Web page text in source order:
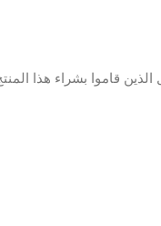
قاموا بشراء هذا